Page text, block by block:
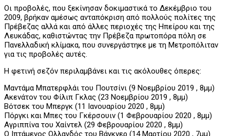
Οι προβολές, που ξεκίνησαν δοκιμαστικά το Δεκέμβριο του
2009, βρήκαν αμέσως ανταπόκριση από πολλούς πολίτες της
Πρέβεζας αλλά και από άλλες περιοχές της Ηπείρου και της
Λευκάδας, καθιστώντας την Πρέβεζα πρωτοπόρα πόλη σε
Πανελλαδική κλίμακα, που συνεργάστηκε με τη Μετροπόλιταν
για τις προβολές αυτές.
Η φετινή σεζόν περιλαμβάνει και τις ακόλουθες όπερες:
Μαντάμα Μπατερφλάι του Πουτσίνι (9 Νοεμβρίου 2019 , 8μμ)
Ακενάτον του Φίλιπ Γκλας (23 Νοεμβρίου 2019 , 8μμ)
Βότσεκ του Μπεργκ (11 Ιανουαρίου 2020 , 8μμ)
Πόργκι και Μπες του Γκέρσουιν (1 Φεβρουαρίου 2020 , 8μμ)
Αγριππίνα του Χαίντελ (29 Φεβρουαρίου 2020 , 8μμ)
Ο Ιπτάμενος Ολλανδός του Βάγκνερ (14 Μαρτίου 2020 , 7μμ)